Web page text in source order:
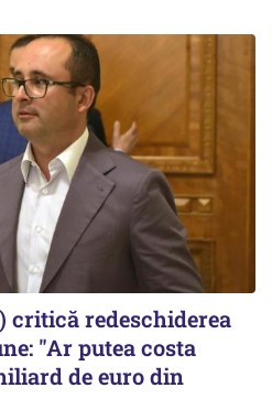
critică redeschiderea
"Ar putea costa
de euro din